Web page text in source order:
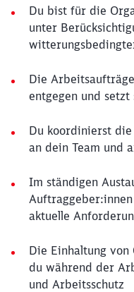
Du bist für die
unter
Die
entgegen und setzt
Du koordinierst
an dein Team und
Im ständigen
aktuelle
Die Einhaltung
du während der
und Arbeitsschutz